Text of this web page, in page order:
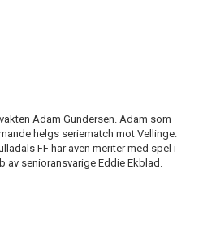
Adam Gundersen. Adam som
helgs seriematch mot Vellinge.
FF har även meriter med spel i
av senioransvarige Eddie Ekblad.